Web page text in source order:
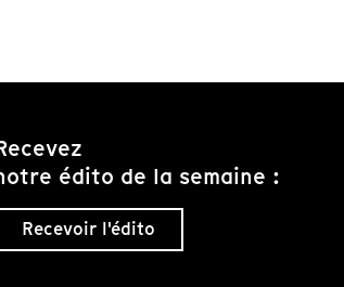
édito de la semaine :
Recevoir l'édito